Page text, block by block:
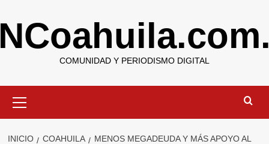
al
contenido
COMUNIDAD Y PERIODISMO DIGITAL
primario
INICIO COAHUILA
MENOS MEGADEUDA Y MÁS APOYO AL